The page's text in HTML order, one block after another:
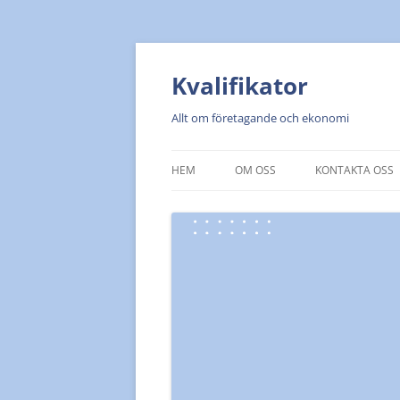
Kvalifikator
Allt om företagande och ekonomi
HEM OM OSS KONTAKTA OSS